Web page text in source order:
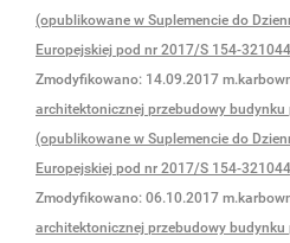
(opublikowane w Suplemencie do
Europejskiej pod nr 2017/S 154-
Zmodyfikowano: 14.09.2017
architektonicznej przebudowy budynku
(opublikowane w Suplemencie do
Europejskiej pod nr 2017/S 154-
Zmodyfikowano: 06.10.2017
architektonicznej przebudowy budynku